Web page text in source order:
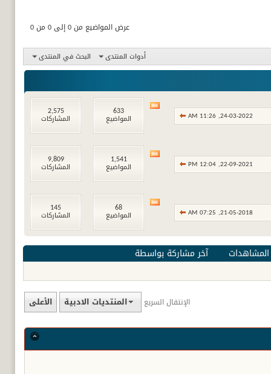
عرض المواضيع من 0 إلى 0 من 0
أدوات المنتدى البحث في المنتدى
2,575
المشاركات
633
المواضيع
مشاهدة
تغذيات
المنتدى
24-03-2022,
11:26 AM
9,809
المشاركات
1,541
المواضيع
مشاهدة
تغذيات
المنتدى
22-09-2021,
12:04 PM
145
المشاركات
68
المواضيع
مشاهدة
تغذيات
المنتدى
21-05-2018,
07:25 AM
المشاهدات آخر مشاركة بواسطة
الإنتقال السريع المنتديات الادبية الأعلى